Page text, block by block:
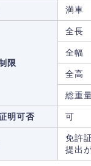
満車
限
全長
全幅
全高
総重
明可否 可
免許
提出